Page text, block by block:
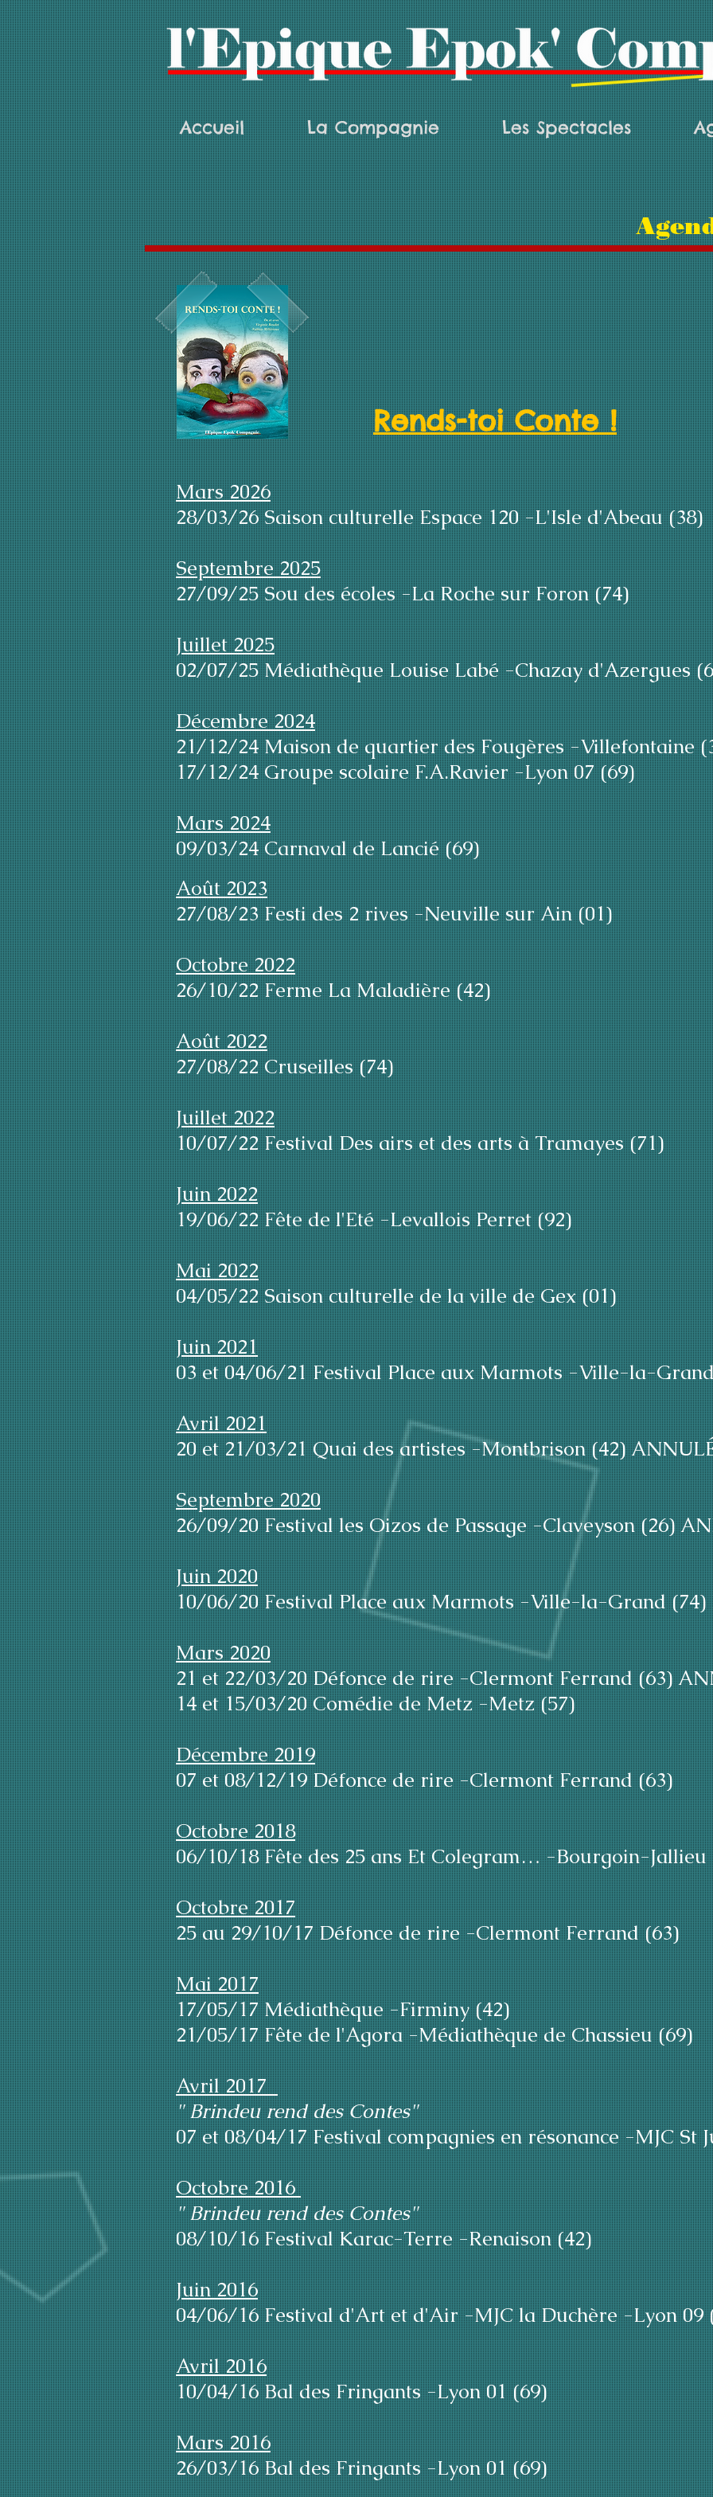
Accueil La Compagnie Les Spectacles
Rends-toi Conte !
Mars 2026
28/03/26 Saison culturelle Espace 120 -L'Isle d'Abeau (38)
Septembre 2025
27/09/25 Sou des écoles -La Roche sur Foron (74)
Juillet 2025
02/07/25 Médiathèque Louise Labé -Chazay d'Azergues
Décembre 2024
21/12/24 Maison de quartier des Fougères -Villefontaine
17/12/24 Groupe scolaire F.A.Ravier -Lyon 07 (69)
Mars 2024
09/03/24 Carnaval de Lancié (69)
Août 2023
27/08/23 Festi des 2 rives -Neuville sur Ain (01)
Octobre 2022
26/10/22 Ferme La Maladière (42)
Août 2022
27/08/22 Cruseilles (74)
Juillet 2022
10/07/22 Festival Des airs et des arts à Tramayes (71)
Juin 2022
19/06/22 Fête de l'Eté -Levallois Perret (92)
Mai 2022
04/05/22 Saison culturelle de la ville de Gex (01)
Juin 2021
03 et 04/06/21 Festival Place aux Marmots -Ville-la-
Avril 2021
20 et 21/03/21 Quai des artistes -Montbrison (42)
Septembre 2020
26/09/20 Festival les Oizos de Passage -Claveyson (26)
Juin 2020
10/06/20 Festival Place aux Marmots -Ville-la-Grand (74)
Mars 2020
21 et 22/03/20 Défonce de rire -Clermont Ferrand (63)
14 et 15/03/20 Comédie de Metz -Metz (57)
Décembre 2019
07 et 08/12/19 Défonce de rire -Clermont Ferrand (63)
Octobre 2018
06/10/18 Fête des 25 ans Et Colegram… -Bourgoin-Jallieu
Octobre 2017
25 au 29/10/17 Défonce de rire -Clermont Ferrand (63)
Mai 2017
17/05/17 Médiathèque -Firminy (42)
21/05/17 Fête de l'Agora -Médiathèque de Chassieu (69)
Avril 2017
" Brindeu rend des Contes"
07 et 08/04/17 Festival compagnies en résonance -MJC St
Octobre 2016
" Brindeu rend des Contes"
08/10/16 Festival Karac-Terre -Renaison (42)
Juin 2016
04/06/16 Festival d'Art et d'Air -MJC la Duchère -Lyon 09
Avril 2016
10/04/16 Bal des Fringants -Lyon 01 (69)
Mars 2016
26/03/16 Bal des Fringants -Lyon 01 (69)